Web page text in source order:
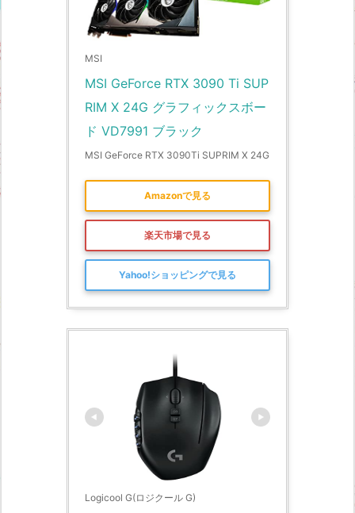
MSI
MSI GeForce RTX 3090 Ti SUP
RIM X 24G グラフィックスボー
ド VD7991 ブラック
MSI GeForce RTX 3090Ti SUPRIM X 24G
Amazonで見る
楽天市場で見る
Yahoo!ショッピングで見る
Logicool G(ロジクール G)